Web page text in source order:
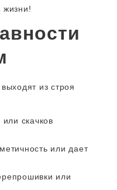
жизни!
из строя
скачков
или дает
или